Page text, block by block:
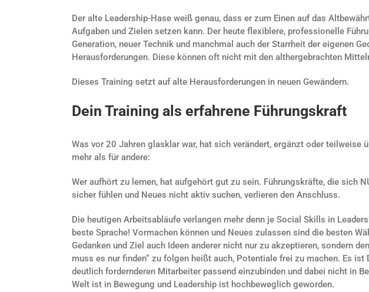
Der alte Leadership-Hase weiß genau, dass er zum Einen auf das
Aufgaben und Zielen setzen kann. Der heute flexiblere, professionelle
Generation, neuer Technik und manchmal auch der Starrheit der eigenen
Herausforderungen. Diese können oft nicht mit den althergebrachten
Dieses Training setzt auf alte Herausforderungen in neuen Gewändern.
Dein Training als erfahrene Führungskraft
Was vor 20 Jahren glasklar war, hat sich verändert, ergänzt oder teilweise
mehr als für andere:
Wer aufhört zu lernen, hat aufgehört gut zu sein. Führungskräfte, die sich
sicher fühlen und Neues nicht aktiv suchen, verlieren den Anschluss.
Die heutigen Arbeitsabläufe verlangen mehr denn je Social Skills in
beste Sprache! Vormachen können und Neues zulassen sind die besten
Gedanken und Ziel auch Ideen anderer nicht nur zu akzeptieren, sondern
muss es nur finden“ zu folgen heißt auch, Potentiale frei zu machen. Es ist
deutlich fordernderen Mitarbeiter passend einzubinden und dabei nicht in
Welt ist in Bewegung und Leadership ist hochbeweglich geworden.